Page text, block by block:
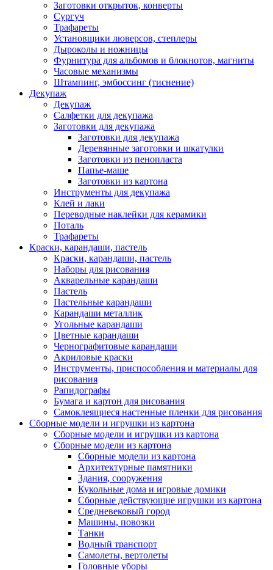
Заготовки открыток, конверты
Сургуч
Трафареты
Установщики люверсов, степлеры
Дыроколы и ножницы
Фурнитура для альбомов и блокнотов, магниты
Часовые механизмы
Штампинг, эмбоссинг (тиснение)
Декупаж
Декупаж
Салфетки для декупажа
Заготовки для декупажа
Заготовки для декупажа
Деревянные заготовки и шкатулки
Заготовки из пенопласта
Папье-маше
Заготовки из картона
Инструменты для декупажа
Клей и лаки
Переводные наклейки для керамики
Поталь
Трафареты
Краски, карандаши, пастель
Краски, карандаши, пастель
Наборы для рисования
Акварельные карандаши
Пастель
Пастельные карандаши
Карандаши металлик
Угольные карандаши
Цветные карандаши
Чернографитовые карандаши
Акриловые краски
Инструменты, приспособления и материалы для
рисования
Рапидографы
Бумага и картон для рисования
Самоклеящиеся настенные пленки для рисования
Сборные модели и игрушки из картона
Сборные модели и игрушки из картона
Сборные модели из картона
Сборные модели из картона
Архитектурные памятники
Здания, сооружения
Кукольные дома и игровые домики
Сборные действующие игрушки из картона
Средневековый город
Машины, повозки
Танки
Водный транспорт
Самолеты, вертолеты
Головные уборы